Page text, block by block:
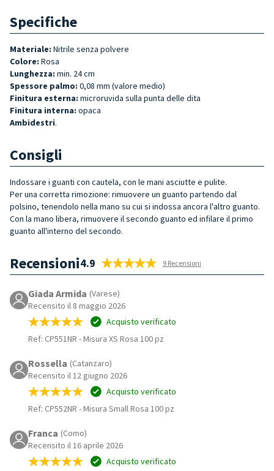
Specifiche
Materiale: Nitrile senza polvere
Colore: Rosa
Lunghezza: min. 24 cm
Spessore palmo: 0,08 mm (valore medio)
Finitura esterna: microruvida sulla punta delle dita
Finitura interna: opaca
Ambidestri.
Consigli
Indossare i guanti con cautela, con le mani asciutte e pulite.
Per una corretta rimozione: rimuovere un guanto partendo dal
polsino, tenendolo nella mano su cui si indossa ancora l'altro guanto.
Con la mano libera, rimuovere il secondo guanto ed infilare il primo
guanto all'interno del secondo.
Recensioni4.9 9 Recensioni
Giada Armida (Varese)
Recensito il 8 maggio 2026
Acquisto verificato
Ref: CP551NR -Misura XS Rosa 100 pz
Rossella (Catanzaro)
Recensito il 12 giugno 2026
Acquisto verificato
Ref: CP552NR -Misura Small Rosa 100 pz
Franca (Como)
Recensito il 16 aprile 2026
Acquisto verificato